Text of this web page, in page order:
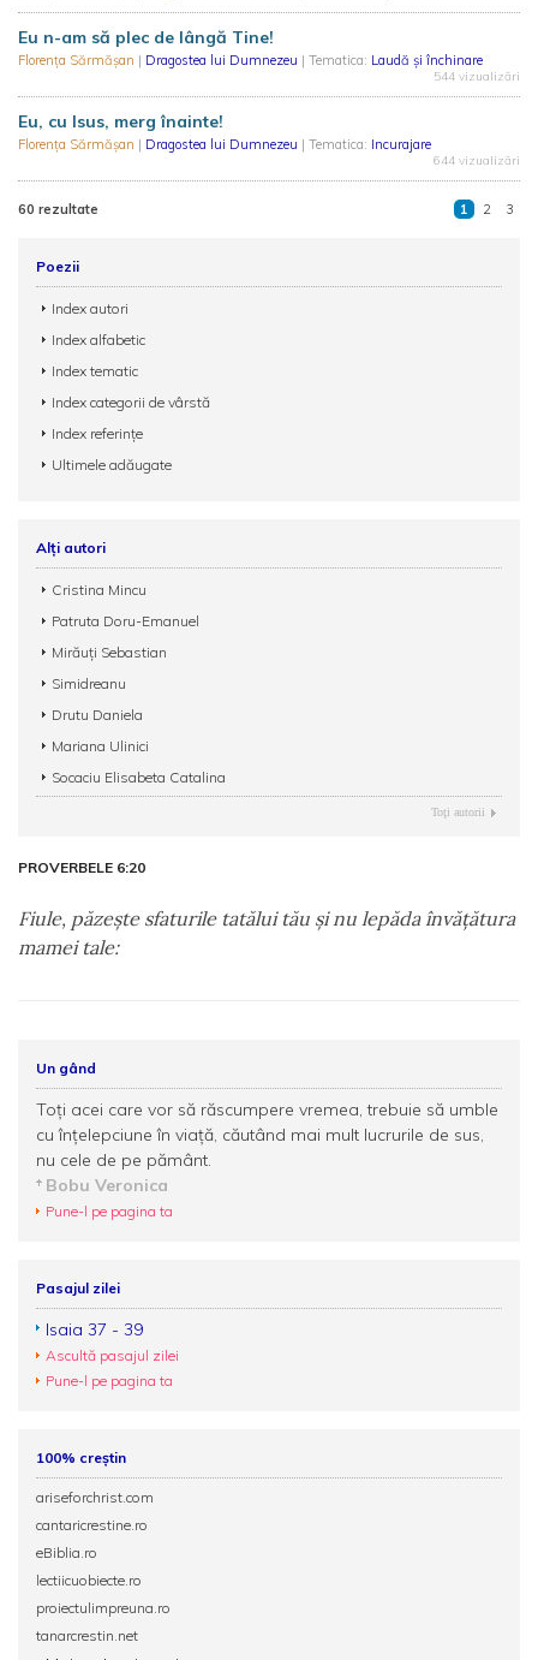
Eu n-am să plec de lângă Tine!
Florența Sărmășan | Dragostea lui Dumnezeu | Tematica: Laudă și închinare
544 vizualizări
Eu, cu Isus, merg înainte!
Florența Sărmășan | Dragostea lui Dumnezeu | Tematica: Incurajare
644 vizualizări
60 rezultate 1 2 3
Poezii
Index autori
Index alfabetic
Index tematic
Index categorii de vârstă
Index referințe
Ultimele adăugate
Alți autori
Cristina Mincu
Patruta Doru-Emanuel
Mirăuți Sebastian
Simidreanu
Drutu Daniela
Mariana Ulinici
Socaciu Elisabeta Catalina
Toţi autorii
PROVERBELE 6:20
Fiule, păzeşte sfaturile tatălui tău şi nu lepăda învăţătura
mamei tale:
Un gând
Toți acei care vor să răscumpere vremea, trebuie să umble
cu înțelepciune în viață, căutând mai mult lucrurile de sus,
nu cele de pe pământ.
Bobu Veronica
Pune-l pe pagina ta
Pasajul zilei
Isaia 37 - 39
Ascultă pasajul zilei
Pune-l pe pagina ta
100% creștin
ariseforchrist.com
cantaricrestine.ro
eBiblia.ro
lectiicuobiecte.ro
proiectulimpreuna.ro
tanarcrestin.net